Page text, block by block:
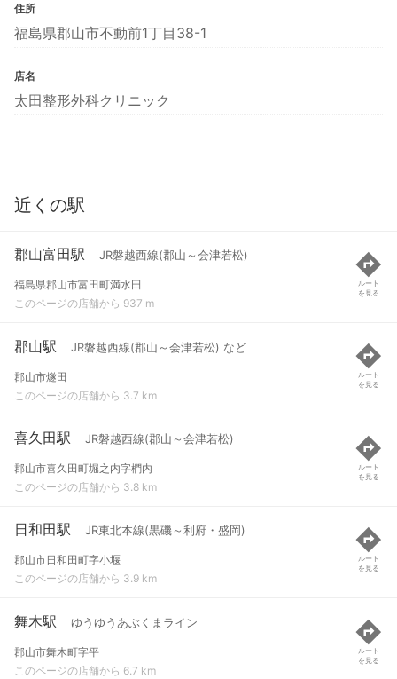
住所
福島県郡山市不動前1丁目38-1
店名
太田整形外科クリニック
近くの駅
郡山富田駅 JR磐越西線(郡山～会津若松)
福島県郡山市富田町満水田
このページの店舗から 937 m
ルート
を見る
郡山駅 JR磐越西線(郡山～会津若松) など
郡山市燧田
このページの店舗から 3.7 km
ルート
を見る
喜久田駅 JR磐越西線(郡山～会津若松)
郡山市喜久田町堀之内字椚内
このページの店舗から 3.8 km
ルート
を見る
日和田駅 JR東北本線(黒磯～利府・盛岡)
郡山市日和田町字小堰
このページの店舗から 3.9 km
ルート
を見る
舞木駅 ゆうゆうあぶくまライン
郡山市舞木町字平
このページの店舗から 6.7 km
ルート
を見る